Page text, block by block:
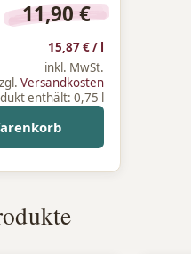
11,90€
15,87€/ l
inkl. MwSt.
Versandkosten
enthält: 0,75